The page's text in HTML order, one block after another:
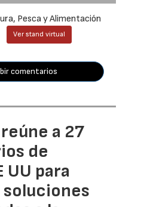
Pesca y Alimentación
Ver stand virtual
comentarios
a 27
de
UU para